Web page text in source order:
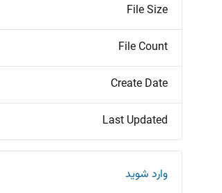
File Size
File Count
Create Date
Last Updated
وارد شوید